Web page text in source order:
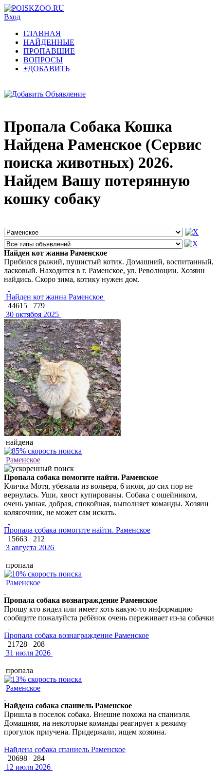
Вход
ГЛАВНАЯ
НАЙДЕННЫЕ
ПРОПАВШИЕ
ВОПРОСЫ
+ДОБАВИТЬ
Пропала Собака Кошка
Найдена Раменское (Сервис
поиска животных) 2026.
Найдем Вашу потерянную
кошку собаку
Найден кот жанна Раменское
Прибился рыжий, пушистый котик. Домашний, воспитанный,
ласковый. Находится в г. Раменское, ул. Революции. Хозяин
найдись. Скоро зима, котику нужен дом.
Найден кот жанна Раменское
44615
779
30 октября 2025
найдена
Раменское
Пропала собака помогите найти. Раменское
Кличка Мотя, убежала из вольера, 6 июля, до сих пор не
вернулась. Уши, хвост купированы. Собака с ошейником,
очень умная, добрая, спокойная, выполняет команды. Хозяин
колясочник, не может сам искать.
Пропала собака помогите найти. Раменское
15663
212
3 августа 2026
пропала
Раменское
Пропала собака вознаграждение Раменское
Прошу кто видел или имеет хоть какую-то информацию
сообщите пожалуйста ребёнок очень переживает из-за собачки
Пропала собака вознаграждение Раменское
21728
208
31 июля 2026
пропала
Раменское
Найдена собака спаниель Раменское
Пришла в поселок собака. Внешне похожа на спаниэля.
Домашняя, на некоторые команды реагирует к режиму
прогулок приучена. Придержали, ищем хозяина.
Найдена собака спаниель Раменское
20698
284
12 июля 2026